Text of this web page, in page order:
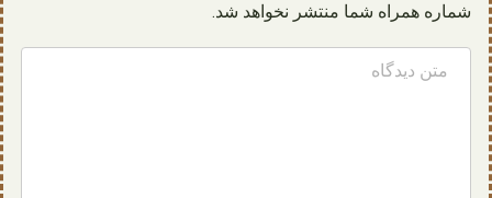
شماره همراه شما منتشر نخواهد شد.